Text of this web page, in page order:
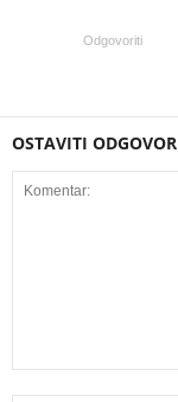
Odgovoriti
OSTAVITI ODGOVOR